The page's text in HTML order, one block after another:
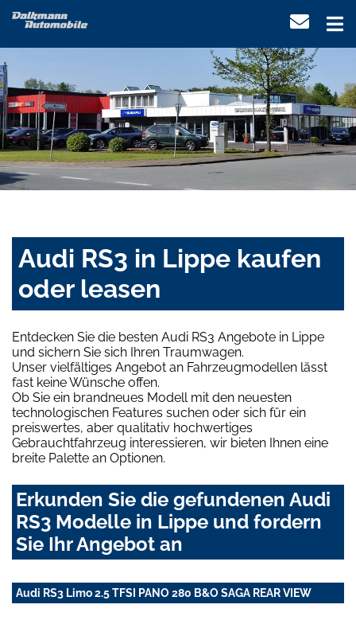
Audi RS3 in Lippe kaufen
oder leasen
Entdecken Sie die besten Audi RS3 Angebote in Lippe
und sichern Sie sich Ihren Traumwagen.
Unser vielfältiges Angebot an Fahrzeugmodellen lässt
fast keine Wünsche offen.
Ob Sie ein brandneues Modell mit den neuesten
technologischen Features suchen oder sich für ein
preiswertes, aber qualitativ hochwertiges
Gebrauchtfahrzeug interessieren, wir bieten Ihnen eine
breite Palette an Optionen.
Erkunden Sie die gefundenen Audi
RS3 Modelle in Lippe und fordern
Sie Ihr Angebot an
Audi RS3 Limo 2.5 TFSI PANO 280 B&O SAGA REAR VIEW